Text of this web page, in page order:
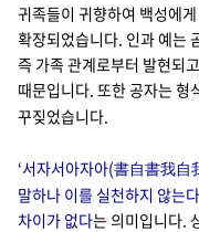
귀족들이 귀향하여 백성에
확장되었습니다. 인과 예는
즉 가족 관계로부터 발현되
때문입니다. 또한 공자는 형
꾸짖었습니다.
‘서자서아자아(書自書我自
말하나 이를 실천하지 않는
차이가 없다는 의미입니다.